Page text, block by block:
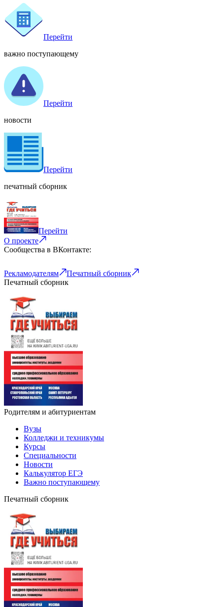
Перейти
важно поступающему
Перейти
новости
Перейти
печатный сборник
Перейти
О проекте
Сообщества в ВКонтакте:
Рекламодателям
Печатный сборник
Печатный сборник
Родителям и абитуриентам
Вузы
Колледжи и техникумы
Курсы
Специальности
Новости
Калькулятор ЕГЭ
Важно поступающему
Печатный сборник